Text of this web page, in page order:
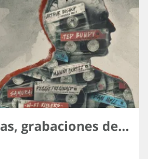
Mentes violentas, grabaciones de los asesinos